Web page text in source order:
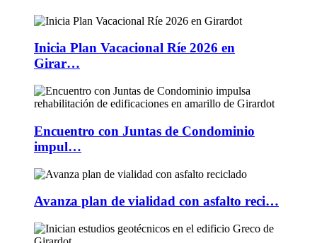
Inicia Plan Vacacional Ríe 2026 en
Girar…
Encuentro con Juntas de Condominio
impul…
Avanza plan de vialidad con asfalto reci…